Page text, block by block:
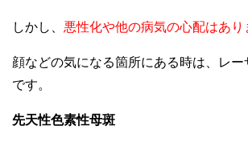
しかし、 悪性化や他の病気の心配はあり
顔などの気になる箇所にある時は、レ
です。
先天性色素性母斑